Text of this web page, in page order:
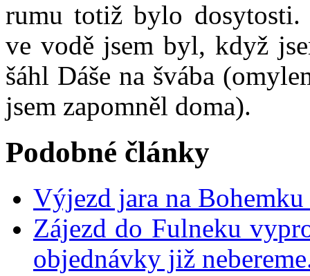
rumu totiž bylo dosytosti.
ve vodě jsem byl, když
šáhl Dáše na švába
jsem zapomněl doma).
Podobné články
Výjezd jara na
Zájezd do Fulneku
objednávky již